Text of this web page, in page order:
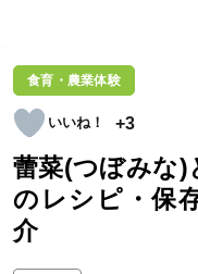
食育・農業体験
+3
蕾菜(つぼみな)
のレシピ・保
介